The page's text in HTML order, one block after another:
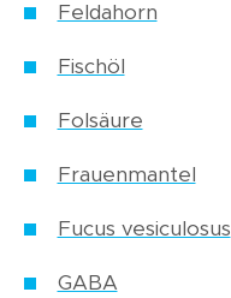
Feldahorn
Fischöl
Folsäure
Frauenmantel
Fucus vesiculosus
GABA